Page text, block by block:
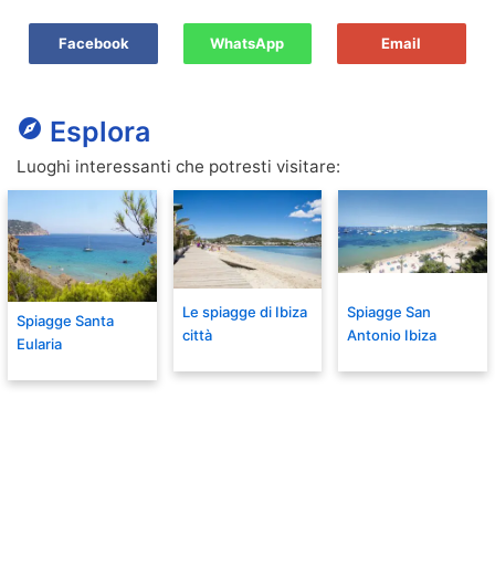
Facebook WhatsApp Email
explore Esplora
Luoghi interessanti che potresti visitare:
Spiagge Santa
Eularia
Le spiagge di Ibiza
città
Spiagge San
Antonio Ibiza